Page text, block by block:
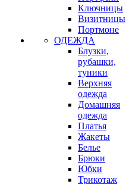
Ключницы
Визитницы
Портмоне
ОДЕЖДА
Блузки,
рубашки,
туники
Верхняя
одежда
Домашняя
одежда
Платья
Жакеты
Белье
Брюки
Юбки
Трикотаж